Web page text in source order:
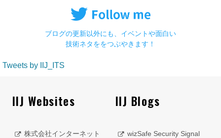
ブログの更新以外にも、イベントや面白い
技術ネタををつぶやきます！
Tweets by IIJ_ITS
IIJ Websites
株式会社インターネット
IIJ Blogs
wizSafe Security Signal